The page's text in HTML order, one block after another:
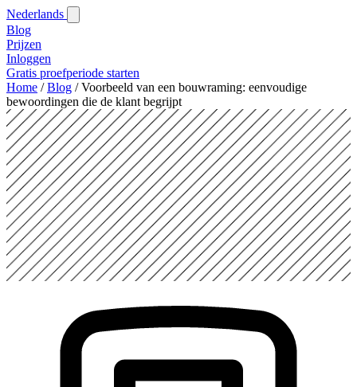
Nederlands
Blog‎
Prijzen
Inloggen
Gratis proefperiode starten
Home / Blog‎ / Voorbeeld van een bouwraming: eenvoudige
bewoordingen die de klant begrijpt